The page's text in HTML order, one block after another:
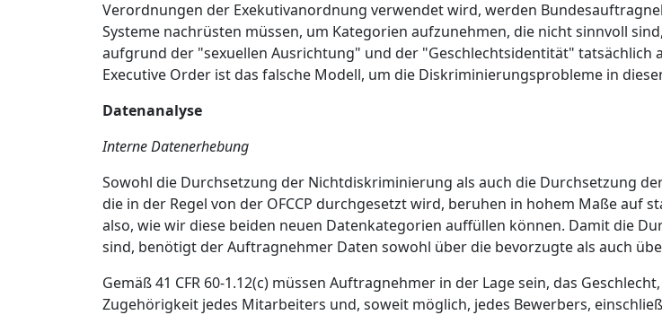
Verordnungen der Exekutivanordnung verwendet wird, werden
Systeme nachrüsten müssen, um Kategorien aufzunehmen, die nicht sinnvoll
aufgrund der "sexuellen Ausrichtung" und der "Geschlechtsidentität" tatsächlich
Executive Order ist das falsche Modell, um die Diskriminierungsprobleme in
Datenanalyse
Interne Datenerhebung
Sowohl die Durchsetzung der Nichtdiskriminierung als auch die Durchsetzung
die in der Regel von der OFCCP durchgesetzt wird, beruhen in hohem Maße auf
also, wie wir diese beiden neuen Datenkategorien auffüllen können. Damit die
sind, benötigt der Auftragnehmer Daten sowohl über die bevorzugte als auch
Gemäß 41 CFR 60-1.12(c) müssen Auftragnehmer in der Lage sein, das
Zugehörigkeit jedes Mitarbeiters und, soweit möglich, jedes Bewerbers,